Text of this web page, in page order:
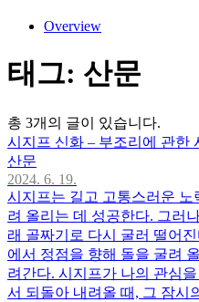
Overview
태그: 산문
총 3개의 글이 있습니다.
시지프 신화 – 부조리에 관한
산문
2024. 6. 19.
시지프는 길고 고통스러운
려 올리는 데 성공한다. 그러
래 골짜기로 다시 굴러 떨어
에서 정점을 향해 돌을 굴려
려간다. 시지프가 나의 관심
서 되돌아 내려올 때, 그 잠시